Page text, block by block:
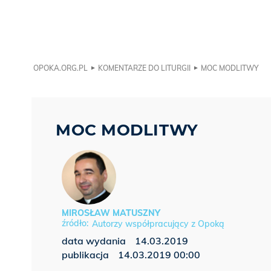
OPOKA.ORG.PL KOMENTARZE DO LITURGII MOC MODLITWY
MOC MODLITWY
MIROSŁAW MATUSZNY
Autorzy współpracujący z Opoką
data wydania
14.03.2019
publikacja
14.03.2019 00:00